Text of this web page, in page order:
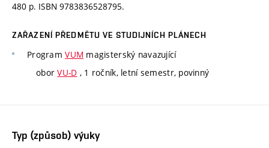
480 p. ISBN 9783836528795.
ZAŘAZENÍ PŘEDMĚTU VE STUDIJNÍCH PLÁNECH
ProgramVUM magisterský navazující
oborVU-D , 1 ročník, letní semestr, povinný
Typ (způsob) výuky